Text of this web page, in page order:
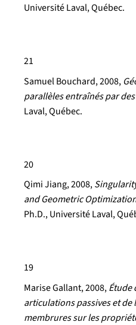
Université Laval, Québec.
21
Samuel Bouchard, 2008,
parallèles entraînés par
Laval, Québec.
20
Qimi Jiang, 2008,
and Geometric
Ph.D., Université Laval,
19
Marise Gallant, 2008,Étude
articulations passives et de
membrures sur les